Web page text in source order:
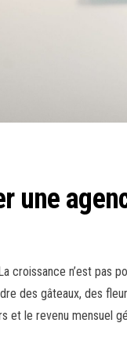
une
croissance n’est pas
des gâteaux, des
et le revenu mensuel